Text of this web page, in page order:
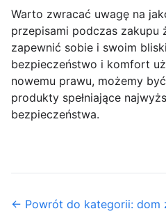
Warto zwracać uwagę na
przepisami podczas zakupu
zapewnić sobie i swoim
bezpieczeństwo i komfort
nowemu prawu, możemy
produkty spełniające
bezpieczeństwa.
← Powrót do kategorii: dom